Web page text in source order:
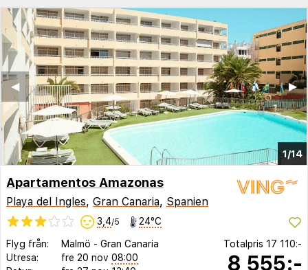
1/14
▶︎
◀︎
Apartamentos Amazonas
Playa del Ingles, Gran Canaria, Spanien
3,4/5 24°C
Flyg från: Malmö - Gran Canaria
Utresa:
fre 20 nov 08:00
Totalpris 17 110:-
8 555:-